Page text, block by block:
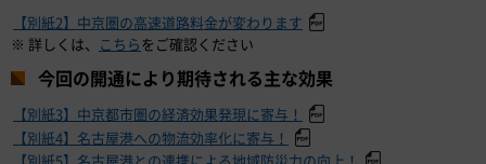
【別紙2】中京圏の高速道路料金が変わります
※ 詳しくは、 こちらをご確認ください
今回の開通により期待される主な効果
【別紙3】中京都市圏の経済効果発現に寄与！
【別紙4】名古屋港への物流効率化に寄与！